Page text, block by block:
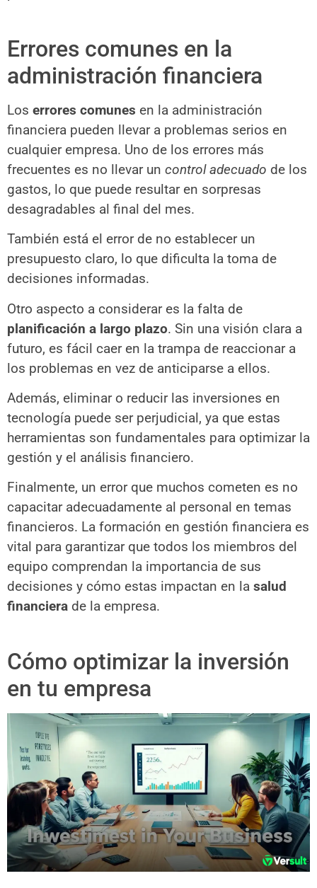
Errores comunes en la
administración financiera
Los errores comunes en la administración
financiera pueden llevar a problemas serios en
cualquier empresa. Uno de los errores más
frecuentes es no llevar un control adecuado de los
gastos, lo que puede resultar en sorpresas
desagradables al final del mes.
También está el error de no establecer un
presupuesto claro, lo que dificulta la toma de
decisiones informadas.
Otro aspecto a considerar es la falta de
planificación a largo plazo. Sin una visión clara a
futuro, es fácil caer en la trampa de reaccionar a
los problemas en vez de anticiparse a ellos.
Además, eliminar o reducir las inversiones en
tecnología puede ser perjudicial, ya que estas
herramientas son fundamentales para optimizar la
gestión y el análisis financiero.
Finalmente, un error que muchos cometen es no
capacitar adecuadamente al personal en temas
financieros. La formación en gestión financiera es
vital para garantizar que todos los miembros del
equipo comprendan la importancia de sus
decisiones y cómo estas impactan en la salud
financiera de la empresa.
Cómo optimizar la inversión
en tu empresa